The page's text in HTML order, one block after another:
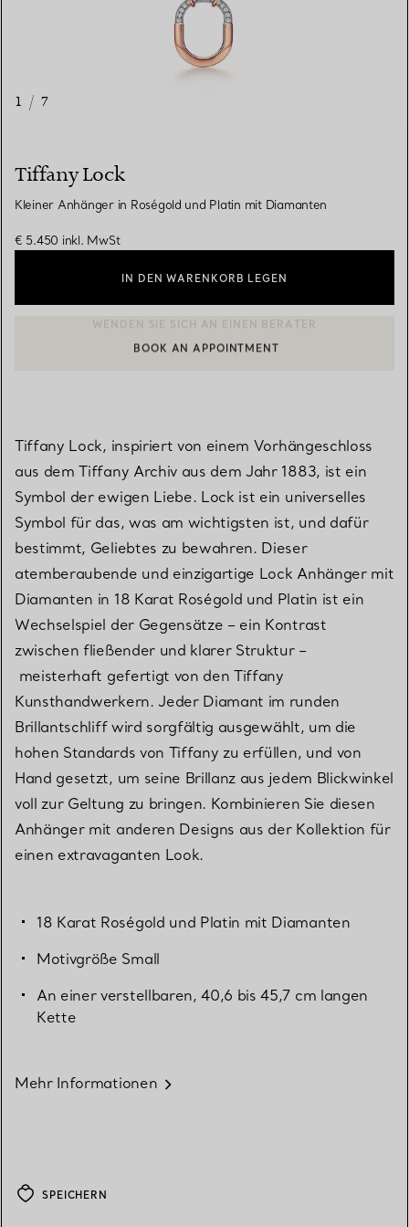
1 / 7
Tiffany Lock
Kleiner Anhänger in Roségold und Platin mit Diamanten
€ 5.450 inkl. MwSt
IN DEN WARENKORB LEGEN
EINEN KUNDENBERATER KONTAKTIEREN ODER EINEN
BOOK AN APPOINTMENT
Tiffany Lock, inspiriert von einem Vorhängeschloss
aus dem Tiffany Archiv aus dem Jahr 1883, ist ein
Symbol der ewigen Liebe. Lock ist ein universelles
Symbol für das, was am wichtigsten ist, und dafür
bestimmt, Geliebtes zu bewahren. Dieser
atemberaubende und einzigartige Lock Anhänger mit
Diamanten in 18 Karat Roségold und Platin ist ein
Wechselspiel der Gegensätze – ein Kontrast
zwischen fließender und klarer Struktur –
meisterhaft gefertigt von den Tiffany
Kunsthandwerkern. Jeder Diamant im runden
Brillantschliff wird sorgfältig ausgewählt, um die
hohen Standards von Tiffany zu erfüllen, und von
Hand gesetzt, um seine Brillanz aus jedem Blickwinkel
voll zur Geltung zu bringen. Kombinieren Sie diesen
Anhänger mit anderen Designs aus der Kollektion für
einen extravaganten Look.
18 Karat Roségold und Platin mit Diamanten
Motivgröße Small
An einer verstellbaren, 40,6 bis 45,7 cm langen
Kette
Mehr Informationen
SPEICHERN